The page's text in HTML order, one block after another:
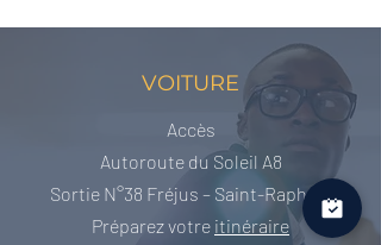
VOITURE
Accès
Autoroute du Soleil A8
Sortie N°38 Fréjus – Saint-Raphaël
Préparez votre itinéraire